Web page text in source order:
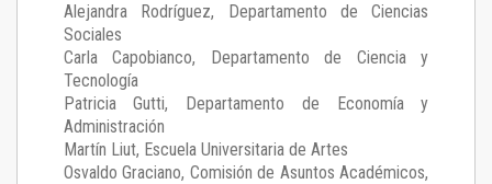
Alejandra Rodríguez, Departamento de Ciencias
Sociales
Carla Capobianco, Departamento de Ciencia y
Tecnología
Patricia Gutti, Departamento de Economía y
Administración
Martín Liut, Escuela Universitaria de Artes
Osvaldo Graciano, Comisión de Asuntos Académicos,